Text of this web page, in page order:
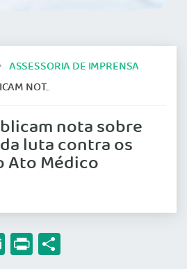
ASSESSORIA DE IMPRENSA
OS VETOS À LEI DO ATO MÉDICO
nota sobre
luta contra os
Ato Médico
Email
Print